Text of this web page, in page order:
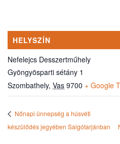
HELYSZÍN
Nefelejcs Desszertműhely
Gyöngyösparti sétány 1
Szombathely, Vas 9700 + Google
Nőnapi ünnepség a húsvéti
készülődés jegyében Salgótarjánban